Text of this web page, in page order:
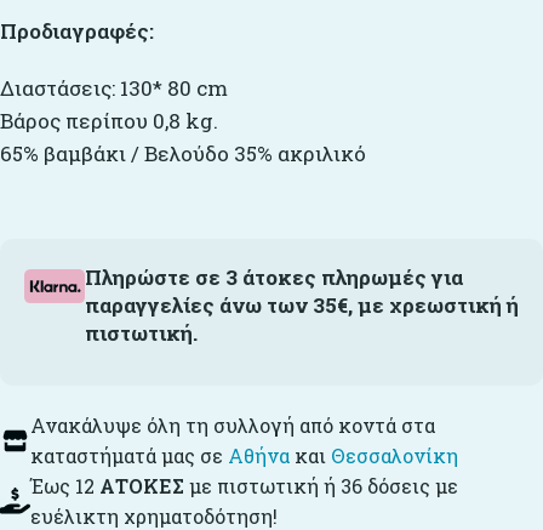
Προδιαγραφές:
Διαστάσεις: 130* 80 cm
Βάρος περίπου 0,8 kg.
65% βαμβάκι / Βελούδο 35% ακριλικό
Πληρώστε σε 3 άτοκες πληρωμές για
παραγγελίες άνω των 35€, με χρεωστική ή
πιστωτική.
Ανακάλυψε όλη τη συλλογή από κοντά στα
καταστήματά μας σε Αθήνα και Θεσσαλονίκη
Έως 12 ΑΤΟΚΕΣ με πιστωτική ή 36 δόσεις με
ευέλικτη χρηματοδότηση!